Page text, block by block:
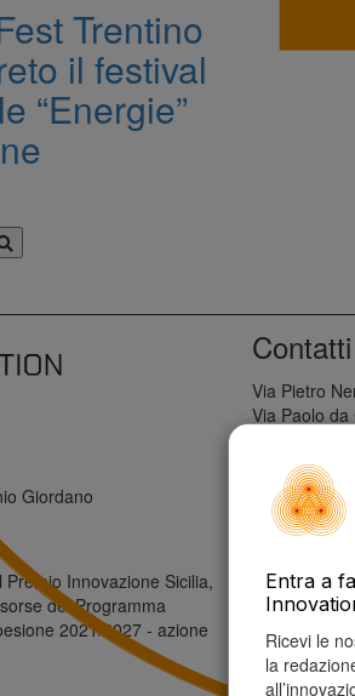
Trentino
il festival
“Energie”
Giordano
Innovazione Sicilia,
del Programma
2021/2027 - azione
Contatti
Via Pietro
Via Paolo
Tel: +39 327
Entra a
Ricevi le
la